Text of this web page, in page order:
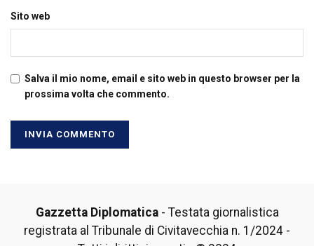
Sito web
Salva il mio nome, email e sito web in questo browser per la
prossima volta che commento.
Gazzetta Diplomatica- Testata giornalistica
registrata al Tribunale di Civitavecchia n. 1/2024 -